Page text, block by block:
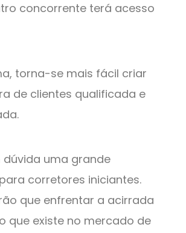
concorrente terá acesso
torna-se mais fácil criar
de clientes qualificada e
dúvida uma grande
corretores iniciantes.
que enfrentar a acirrada
que existe no mercado de